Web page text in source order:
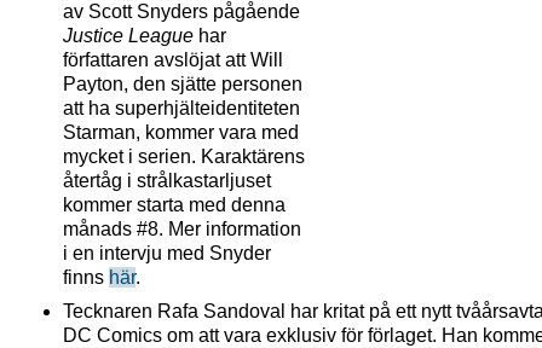
av Scott Snyders pågående
Justice League har
författaren avslöjat att Will
Payton, den sjätte personen
att ha superhjälteidentiteten
Starman, kommer vara med
mycket i serien. Karaktärens
återtåg i strålkastarljuset
kommer starta med denna
månads #8. Mer information
i en intervju med Snyder
finns här.
Tecknaren Rafa Sandoval har kritat på ett nytt
DC Comics om att vara exklusiv för förlaget. Han